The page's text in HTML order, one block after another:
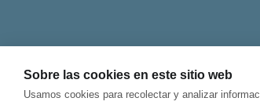
Sobre las cookies en este sitio web
Usamos cookies para recolectar y analizar